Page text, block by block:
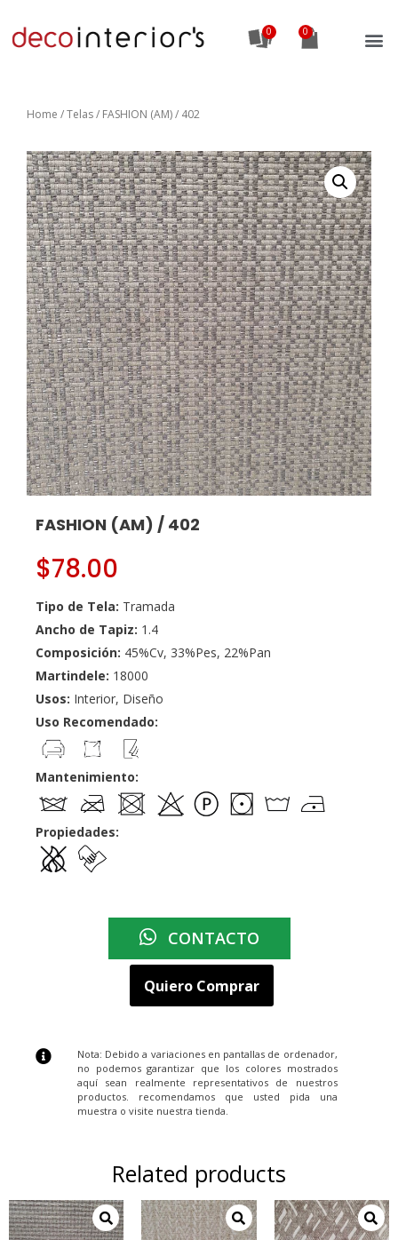
0
Home /Telas/ FASHION (AM) / 402
FASHION (AM) / 402
$78.00
Tipo de Tela: Tramada
Ancho de Tapiz: 1.4
Composición: 45%Cv, 33%Pes, 22%Pan
Martindele: 18000
Usos: Interior, Diseño
Uso Recomendado:
Mantenimiento:
Propiedades:
CONTACTO
Quiero Comprar
Nota: Debido a variaciones en pantallas de ordenador,
no podemos garantizar que los colores mostrados
aquí sean realmente representativos de nuestros
productos. recomendamos que usted pida una
muestra o visite nuestra tienda.
Related products